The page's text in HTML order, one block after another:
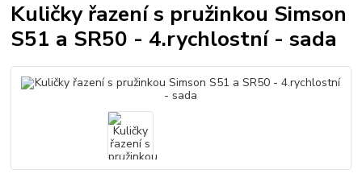
Kuličky řazení s pružinkou Simson
S51 a SR50 - 4.rychlostní - sada